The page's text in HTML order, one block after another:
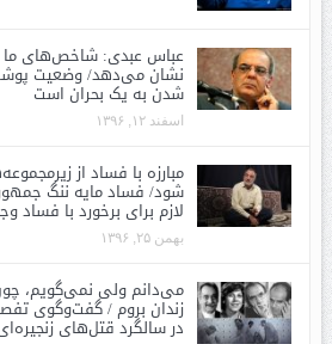
عباس عبدی: شاخص‌های ما
نشان می‌دهد/ وضعیت
شدن به یک بحران است
اسفند ۱۲, ۱۳۹۶
مبارزه با فساد از
شود/ فساد مایه ننگ
لازم برای برخورد با فساد
بهمن ۲۵, ۱۳۹۶
می‌دانم ولی نمی‌گویم،
زندان بروم / گفت‌وگوی
در سالگرد قتل‌های